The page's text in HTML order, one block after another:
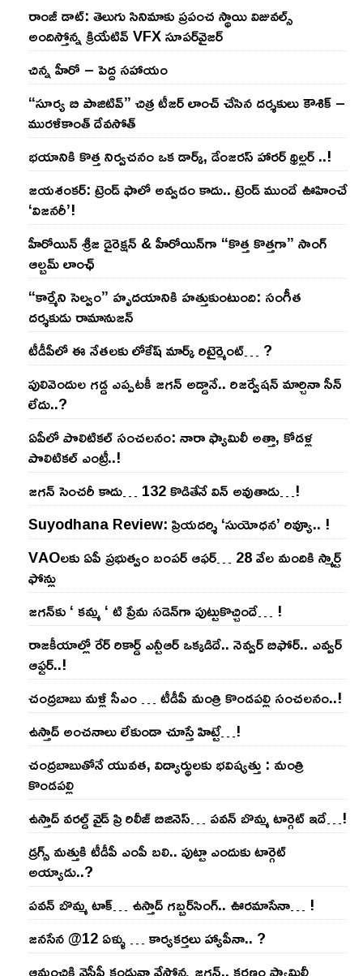
రాంజీ డాట్: తెలుగు సినిమాకు ప్రపంచ స్థాయి విజువల్స్
అందిస్తోన్న క్రియేటివ్ VFX సూపర్‌వైజర్
చిన్న హీరో – పెద్ద సహాయం
“సూర్య బి పాజిటివ్” చిత్ర టీజర్ లాంచ్ చేసిన‌ దర్శకులు కౌశిక్ –
మురళీకాంత్ దేవసోత్
భయానికి కొత్త నిర్వచనం ఒక డార్క్, డేంజరస్ హారర్ థ్రిల్లర్ ..!
జయశంకర్: ట్రెండ్‌ ఫాలో అవ్వడం కాదు.. ట్రెండ్‌ ముందే ఊహించే
‘విజనరీ’!
హీరోయిన్ శ్రీజ డైరెక్ష‌న్ & హీరోయిన్‌గా “కొత్త కొత్తగా” సాంగ్
ఆల్బమ్ లాంఛ్
“కార్మేని సెల్వం” హృదయానికి హత్తుకుంటుంది: సంగీత
దర్శకుడు రామానుజన్
టీడీపీలో ఈ నేత‌ల‌కు లోకేష్ మార్క్ రిటైర్మెంట్‌… ?
పులివెందుల గ‌డ్డ ఎప్ప‌ట‌కీ జ‌గ‌న్ అడ్డానే.. రిజ‌ర్వేష‌న్ మార్చినా సీన్
లేదు..?
ఏపీలో పొలిటిక‌ల్ సంచ‌ల‌నం: నారా ఫ్యామిలీ అత్తా, కోడ‌ళ్ల
పొలిటికల్ ఎంట్రీ..!
జ‌గ‌న్ సెంచ‌రీ కాదు… 132 కొడితేనే విన్ అవుతాడు…!
Suyodhana Review: ప్రియదర్శి ‘సుయోధన’ రివ్యూ.. !
VAOల‌కు ఏపీ ప్ర‌భుత్వం బంప‌ర్ ఆఫ‌ర్‌… 28 వేల మందికి స్మార్ట్
ఫోన్లు
జ‌గ‌న్‌కు ‘ క‌మ్మ ‘ టి ప్రేమ స‌డెన్‌గా పుట్టుకొచ్చిందే… !
రాజ‌కీయాల్లో రేర్ రికార్డ్ ఎన్టీఆర్ ఒక్క‌డిదే.. నెవ్వ‌ర్ బిఫోర్‌.. ఎవ్వ‌ర్
ఆఫ్ట‌ర్‌..!
చంద్ర‌బాబు మ‌ళ్లీ సీఎం … టీడీపీ మంత్రి కొండ‌ప‌ల్లి సంచ‌ల‌నం..!
ఉస్తాద్ అంచ‌నాలు లేకుండా చూస్తే హిట్టే…!
చంద్ర‌బాబుతోనే యువ‌త‌, విద్యార్థుల‌కు భ‌విష్య‌త్తు : మంత్రి
కొండ‌ప‌ల్లి
ఉస్తాద్ వ‌ర‌ల్డ్ వైడ్ ప్రి రిలీజ్ బిజినెస్‌… ప‌వ‌న్ బొమ్మ టార్గెట్ ఇదే…!
డ్రగ్స్ మత్తుకి టీడీపీ ఎంపీ బలి.. పుట్టా ఎందుకు టార్గెట్
అయ్యాడు..?
ప‌వ‌న్ బొమ్మ టాక్‌… ఉస్తాద్ గ‌బ్బ‌ర్‌సింగ్‌.. ఊర‌మాసేనా… !
జనసేన @12 ఏళ్ళు … కార్యకర్తలు హ్యాపీనా.. ?